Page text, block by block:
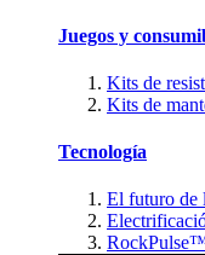
Juegos y
Kits de
Kits de
Tecnología
El futuro de